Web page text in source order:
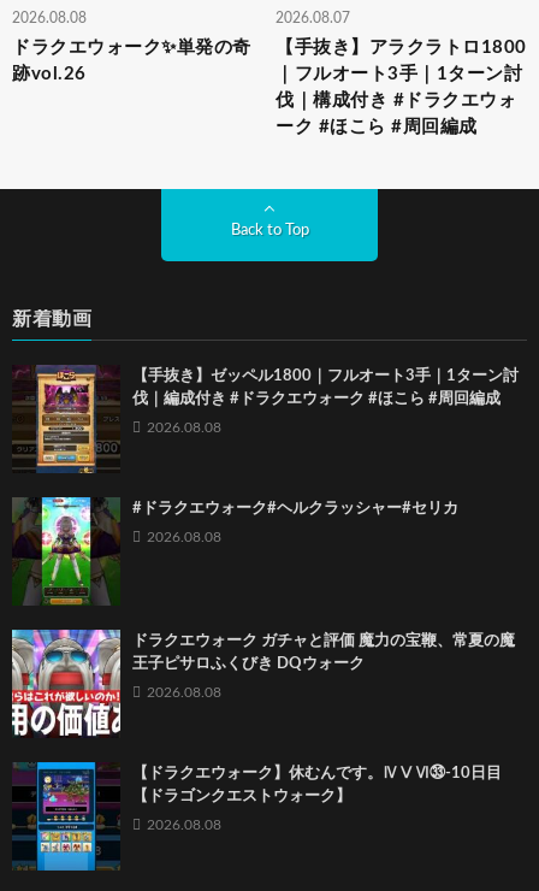
2026.08.08
ドラクエウォーク✨単発の奇
跡vol.26
2026.08.07
【手抜き】アラクラトロ1800
｜フルオート3手｜1ターン討
伐｜構成付き #ドラクエウォ
ーク #ほこら #周回編成
Back to Top
新着動画
【手抜き】ゼッペル1800｜フルオート3手｜1ターン討
伐｜編成付き #ドラクエウォーク #ほこら #周回編成
2026.08.08
#ドラクエウォーク#ヘルクラッシャー#セリカ
2026.08.08
ドラクエウォーク ガチャと評価 魔力の宝鞭、常夏の魔
王子ピサロふくびき DQウォーク
2026.08.08
【ドラクエウォーク】休むんです。ⅣⅤⅥ㉝-10日目
【ドラゴンクエストウォーク】
2026.08.08